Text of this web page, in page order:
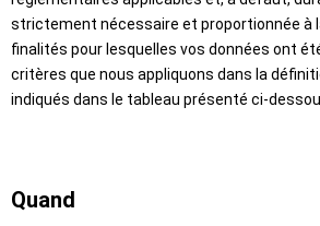
strictement nécessaire et proportionnée à
finalités pour lesquelles vos données ont
critères que nous appliquons dans la
indiqués dans le tableau présenté ci-
Quand